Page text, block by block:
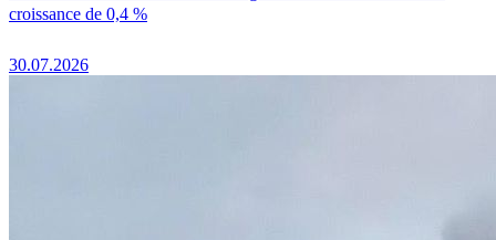
croissance de 0,4 %
30.07.2026